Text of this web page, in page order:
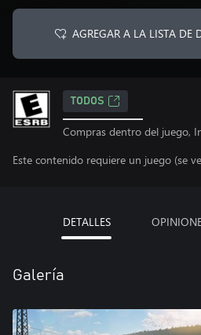
AGREGAR A LA LISTA DE
TODOS
Compras dentro del juego,
Este contenido requiere un juego (se
DETALLES
Galería